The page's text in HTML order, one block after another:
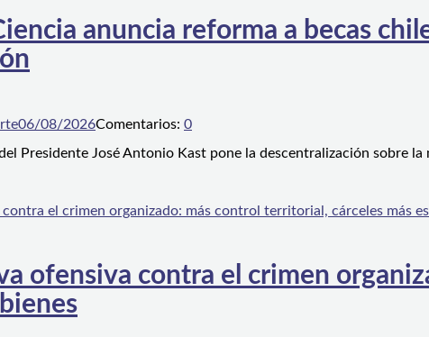
anuncia reforma a becas
06/08/2026Comentarios: 0
Presidente José Antonio Kast pone la descentralización sobre la
ofensiva contra el crimen